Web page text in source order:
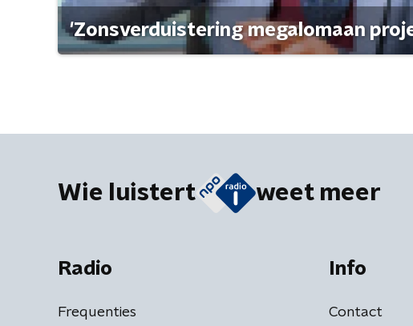
'Zonsverduistering megalomaan
Wie luistert weet meer
Radio
Frequenties
Info
Contact